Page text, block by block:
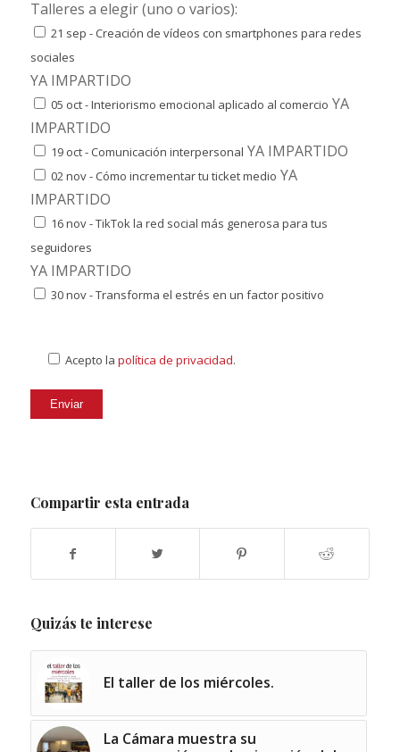
Talleres a elegir (uno o varios):
21 sep - Creación de vídeos con smartphones para redes
sociales
YA IMPARTIDO
05 oct - Interiorismo emocional aplicado al comercio YA
IMPARTIDO
19 oct - Comunicación interpersonal YA IMPARTIDO
02 nov - Cómo incrementar tu ticket medio YA
IMPARTIDO
16 nov - TikTok la red social más generosa para tus
seguidores
YA IMPARTIDO
30 nov - Transforma el estrés en un factor positivo
Acepto la política de privacidad.
Compartir esta entrada
Quizás te interese
El taller de los miércoles.
La Cámara muestra su